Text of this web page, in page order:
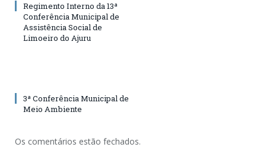
Regimento Interno da 13ª
Conferência Municipal de
Assistência Social de
Limoeiro do Ajuru
3ª Conferência Municipal de
Meio Ambiente
Os comentários estão fechados.